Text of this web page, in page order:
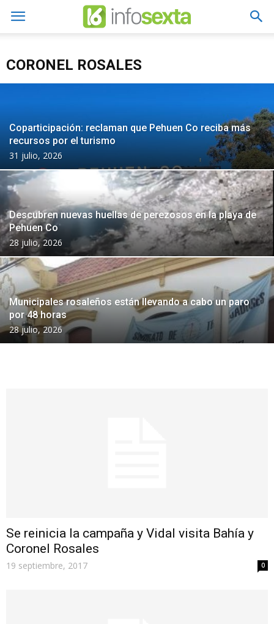
CORONEL ROSALES
Coparticipación: reclaman que Pehuen Co reciba más
recursos por el turismo
31 julio, 2026
Descubren nuevas huellas de perezosos en la playa de
Pehuen Co
28 julio, 2026
Municipales rosaleños están llevando a cabo un paro
por 48 horas
28 julio, 2026
Se reinicia la campaña y Vidal visita Bahía y
Coronel Rosales
19 septiembre, 2017 0